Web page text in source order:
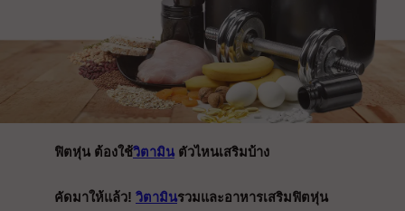
ฟิตหุ่น ต้องใช้วิตามิน ตัวไหนเสริมบ้าง
คัดมาให้แล้ว! วิตามินรวมและอาหารเสริมฟิตหุ่น